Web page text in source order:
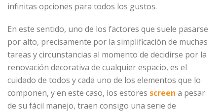
infinitas opciones para todos los gustos.
En este sentido, uno de los factores que suele pasarse
por alto, precisamente por la simplificación de muchas
tareas y circunstancias al momento de decidirse por la
renovación decorativa de cualquier espacio, es el
cuidado de todos y cada uno de los elementos que lo
componen, y en este caso, los estores screen a pesar
de su fácil manejo, traen consigo una serie de